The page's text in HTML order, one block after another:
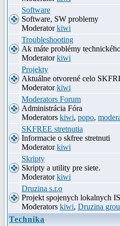
Software
Software, SW problemy
Moderatorkiwi
Troubleshooting
Ak máte problémy
Moderatorkiwi
Projekty
Aktuálne otvorené celo
Moderatorkiwi
Moderators Forum
Administrácia Fóra
Moderators kiwi, popo,
SKFREE stretnutia
Informacie o skfree stretnuti
Moderatorkiwi
Skripty
Skripty a utility pre siete.
Moderatorkiwi
Druzina s.r.o
Projekt spojenych lokalnych
Moderators kiwi, Druzina
Technika